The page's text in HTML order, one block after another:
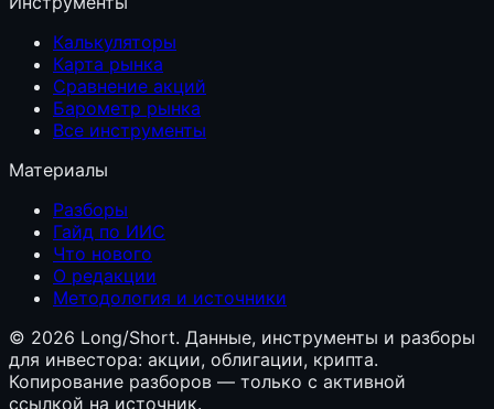
Калькуляторы
Карта рынка
Сравнение акций
Барометр рынка
Все инструменты
Материалы
Разборы
Гайд по ИИС
Что нового
О редакции
Методология и источники
© 2026 Long/Short. Данные, инструменты и разборы
для инвестора: акции, облигации, крипта.
Копирование разборов — только с активной
ссылкой на источник.